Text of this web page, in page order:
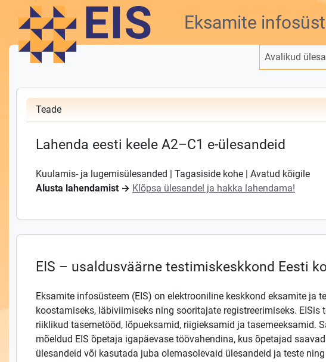
Liigu põhisisu juurde
Eksamite
Avalikud
Teade
Lahenda eesti keele A2–C1 e-ülesandeid
Kuulamis- ja lugemisülesanded | Tagasiside kohe | Avatud kõigile
Alusta lahendamist → Klõpsa ülesandel ja hakka lahendama!
EIS – usaldusväärne testimiskeskkond Eesti
Eksamite infosüsteem (EIS) on elektrooniline keskkond eksamite ja
koostamiseks, läbiviimiseks ning sooritajate registreerimiseks. EISis
riiklikud tasemetööd, lõpueksamid, riigieksamid ja tasemeeksamid.
mõeldud EIS õpetaja igapäevase töövahendina, kus õpetajad
ülesandeid või kasutada juba olemasolevaid ülesandeid ja teste